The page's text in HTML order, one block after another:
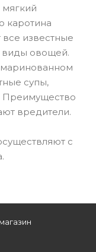
каротина
известные
виды овощей.
супы,
Преимущество
вредители.
с